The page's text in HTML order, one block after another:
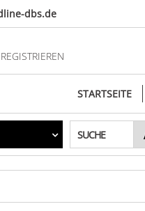
dbs.de
STARTSEITE
SUCHE